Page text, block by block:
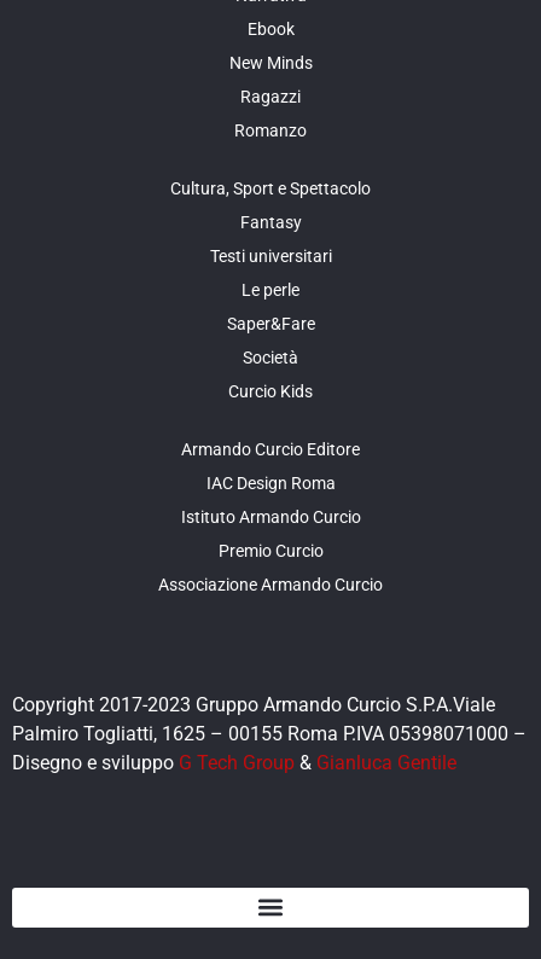
Ebook
New Minds
Ragazzi
Romanzo
Cultura, Sport e Spettacolo
Fantasy
Testi universitari
Le perle
Saper&Fare
Società
Curcio Kids
Armando Curcio Editore
IAC Design Roma
Istituto Armando Curcio
Premio Curcio
Associazione Armando Curcio
Copyright 2017-2023 Gruppo Armando Curcio S.P.A.Viale
Palmiro Togliatti, 1625 – 00155 Roma P.IVA 05398071000 –
Disegno e sviluppo G Tech Group & Gianluca Gentile